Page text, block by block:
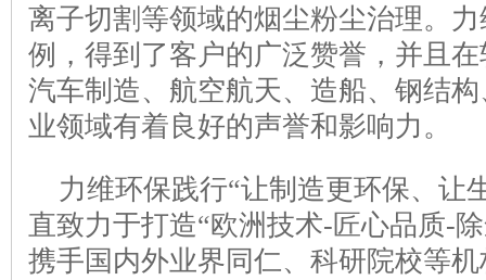
离子切割等领域的烟尘粉尘治理。
例，得到了客户的广泛赞誉，并且
汽车制造、航空航天、造船、钢结
业领域有着良好的声誉和影响力。
力维环保践行“让制造更环保、让
直致力于打造“欧洲技术-匠心品质-
携手国内外业界同仁、科研院校等